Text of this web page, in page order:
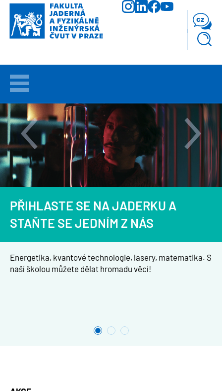
Přejít
hlavnímu
obsahu
VÍTEJTE
UCHAZEČI
STUDIUM
VĚDA
A
VÝZKUM
FAKULTA
cz
PŘIHLASTE SE NA JADERKU A
STAŇTE SE JEDNÍM Z NÁS
Energetika, kvantové technologie, lasery, matematika. S
naší školou můžete dělat hromadu věcí!